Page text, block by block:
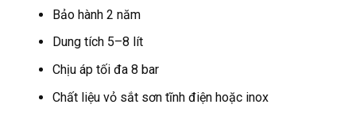
Bảo hành 2 năm
Dung tích 5–8 lít
Chịu áp tối đa 8 bar
Chất liệu vỏ sắt sơn tĩnh điện hoặc inox